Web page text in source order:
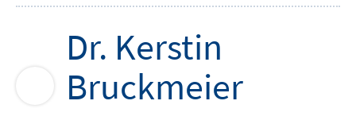
Dr. Kerstin
Bruckmeier